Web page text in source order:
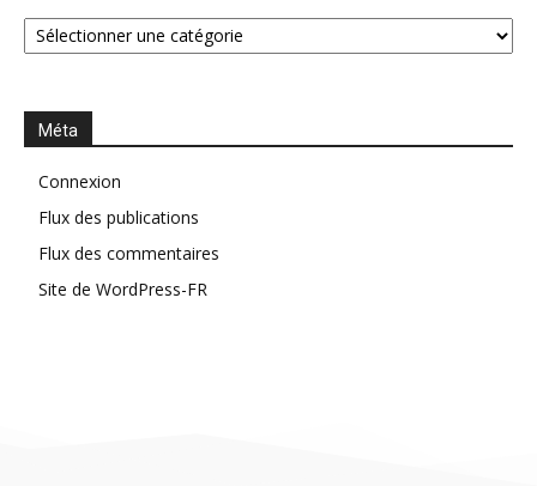
Catégories
Méta
Connexion
Flux des publications
Flux des commentaires
Site de WordPress-FR